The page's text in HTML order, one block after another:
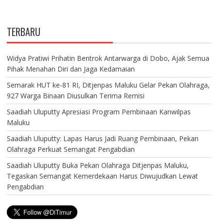
TERBARU
Widya Pratiwi Prihatin Bentrok Antarwarga di Dobo, Ajak Semua
Pihak Menahan Diri dan Jaga Kedamaian
Semarak HUT ke-81 RI, Ditjenpas Maluku Gelar Pekan Olahraga,
927 Warga Binaan Diusulkan Terima Remisi
Saadiah Uluputty Apresiasi Program Pembinaan Kanwilpas
Maluku
Saadiah Uluputty: Lapas Harus Jadi Ruang Pembinaan, Pekan
Olahraga Perkuat Semangat Pengabdian
Saadiah Uluputty Buka Pekan Olahraga Ditjenpas Maluku,
Tegaskan Semangat Kemerdekaan Harus Diwujudkan Lewat
Pengabdian